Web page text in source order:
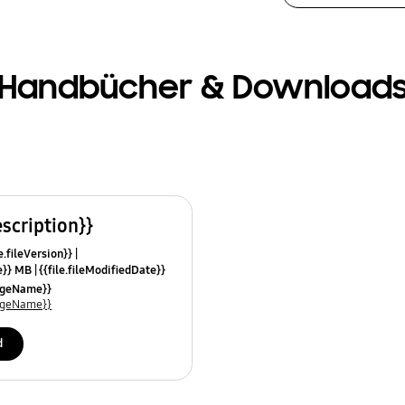
&
MB {{file.fileModifiedDate}}